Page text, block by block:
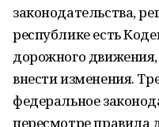
законодательства,
республике есть
дорожного
внести изменения.
федеральное
пересмотре правила